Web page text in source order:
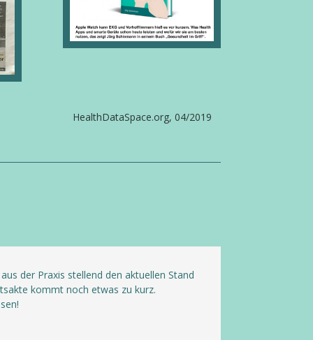
HealthDataSpace.org, 04/2019
der Praxis stellend den aktuellen Stand
kommt noch etwas zu kurz.